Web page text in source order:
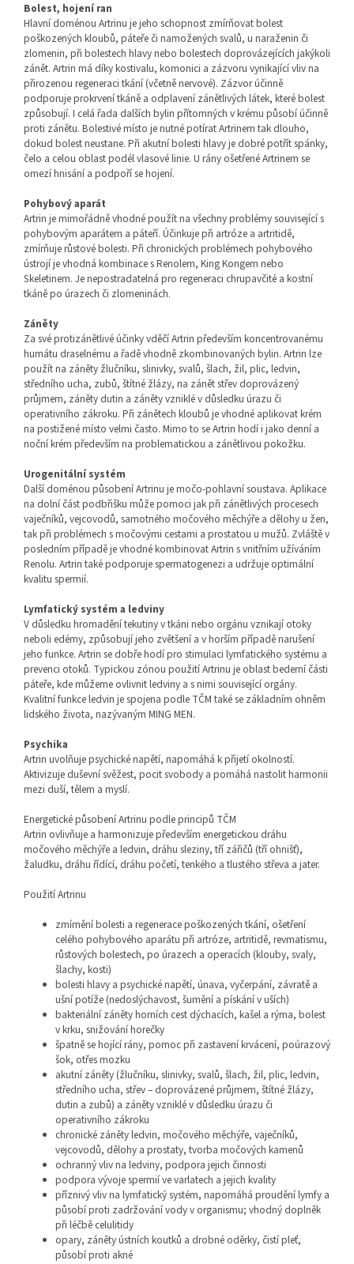
Bolest, hojení ran
Hlavní doménou Artrinu je jeho schopnost zmírňovat bolest
poškozených kloubů, páteře či namožených svalů, u naraženin či
zlomenin, při bolestech hlavy nebo bolestech doprovázejících jakýkoli
zánět. Artrin má díky kostivalu, komonici a zázvoru vynikající vliv na
přirozenou regeneraci tkání (včetně nervové). Zázvor účinně
podporuje prokrvení tkáně a odplavení zánětlivých látek, které bolest
způsobují. I celá řada dalších bylin přítomných v krému působí účinně
proti zánětu. Bolestivé místo je nutné potírat Artrinem tak dlouho,
dokud bolest neustane. Při akutní bolesti hlavy je dobré potřít spánky,
čelo a celou oblast podél vlasové linie. U rány ošetřené Artrinem se
omezí hnisání a podpoří se hojení.
Pohybový aparát
Artrin je mimořádně vhodné použít na všechny problémy související s
pohybovým aparátem a páteří. Účinkuje při artróze a artritidě,
zmírňuje růstové bolesti. Při chronických problémech pohybového
ústrojí je vhodná kombinace s Renolem, King Kongem nebo
Skeletinem. Je nepostradatelná pro regeneraci chrupavčité a kostní
tkáně po úrazech či zlomeninách.
Záněty
Za své protizánětlivé účinky vděčí Artrin především koncentrovanému
humátu draselnému a řadě vhodně zkombinovaných bylin. Artrin lze
použít na záněty žlučníku, slinivky, svalů, šlach, žil, plic, ledvin,
středního ucha, zubů, štítné žlázy, na zánět střev doprovázený
průjmem, záněty dutin a záněty vzniklé v důsledku úrazu či
operativního zákroku. Při zánětech kloubů je vhodné aplikovat krém
na postižené místo velmi často. Mimo to se Artrin hodí i jako denní a
noční krém především na problematickou a zánětlivou pokožku.
Urogenitální systém
Další doménou působení Artrinu je močo-pohlavní soustava. Aplikace
na dolní část podbřišku může pomoci jak při zánětlivých procesech
vaječníků, vejcovodů, samotného močového měchýře a dělohy u žen,
tak při problémech s močovými cestami a prostatou u mužů. Zvláště v
posledním případě je vhodné kombinovat Artrin s vnitřním užíváním
Renolu. Artrin také podporuje spermatogenezi a udržuje optimální
kvalitu spermií.
Lymfatický systém a ledviny
V důsledku hromadění tekutiny v tkáni nebo orgánu vznikají otoky
neboli edémy, způsobují jeho zvětšení a v horším případě narušení
jeho funkce. Artrin se dobře hodí pro stimulaci lymfatického systému a
prevenci otoků. Typickou zónou použití Artrinu je oblast bederní části
páteře, kde můžeme ovlivnit ledviny a s nimi související orgány.
Kvalitní funkce ledvin je spojena podle TČM také se základním ohněm
lidského života, nazývaným MING MEN.
Psychika
Artrin uvolňuje psychické napětí, napomáhá k přijetí okolností.
Aktivizuje duševní svěžest, pocit svobody a pomáhá nastolit harmonii
mezi duší, tělem a myslí.
Energetické působení Artrinu podle principů TČM
Artrin ovlivňuje a harmonizuje především energetickou dráhu
močového měchýře a ledvin, dráhu sleziny, tří zářičů (tří ohnišť),
žaludku, dráhu řídící, dráhu početí, tenkého a tlustého střeva a jater.
Použití Artrinu
zmírnění bolesti a regenerace poškozených tkání, ošetření
celého pohybového aparátu při artróze, artritidě, revmatismu,
růstových bolestech, po úrazech a operacích (klouby, svaly,
šlachy, kosti)
bolesti hlavy a psychické napětí, únava, vyčerpání, závratě a
ušní potíže (nedoslýchavost, šumění a pískání v uších)
bakteriální záněty horních cest dýchacích, kašel a rýma, bolest
v krku, snižování horečky
špatně se hojící rány, pomoc při zastavení krvácení, poúrazový
šok, otřes mozku
akutní záněty (žlučníku, slinivky, svalů, šlach, žil, plic, ledvin,
středního ucha, střev – doprovázené průjmem, štítné žlázy,
dutin a zubů) a záněty vzniklé v důsledku úrazu či
operativního zákroku
chronické záněty ledvin, močového měchýře, vaječníků,
vejcovodů, dělohy a prostaty, tvorba močových kamenů
ochranný vliv na ledviny, podpora jejich činnosti
podpora vývoje spermií ve varlatech a jejich kvality
příznivý vliv na lymfatický systém, napomáhá proudění lymfy a
působí proti zadržování vody v organismu; vhodný doplněk
při léčbě celulitidy
opary, záněty ústních koutků a drobné oděrky, čistí pleť,
působí proti akné